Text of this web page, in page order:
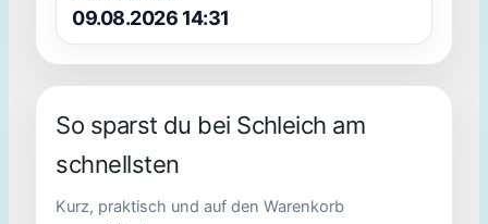
09.08.2026 14:31
So sparst du bei Schleich am
schnellsten
Kurz, praktisch und auf den Warenkorb